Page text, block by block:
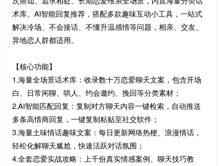
术库、AI智能回复推荐，搭配多款趣味互动小工具，一站式
解决冷场、不会接话、不懂升温感情等问题，相亲、交友、
异地恋人群都适用。
【核心功能】
1.海量全场景话术库：收录数十万恋爱聊天文案，包含开场
白、日常闲聊、哄人、约会邀约、挽回等分类素材；
2.AI智能匹配回复：复制对方聊天内容一键检索，自动推送
多条高情商回复，一键复制粘贴至社交软件；
3.海量土味情话趣味文案：每日更新网络热梗、浪漫情话，
轻松化解聊天尴尬，快速活跃对话氛围；
4.全套恋爱实战攻略：上千份真实情感案例、聊天技巧教